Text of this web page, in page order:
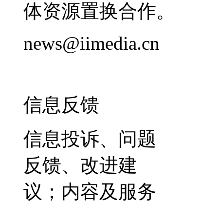
体资源置换合作。
news@iimedia.cn
信息反馈
信息投诉、问题
反馈、改进建
议；内容及服务